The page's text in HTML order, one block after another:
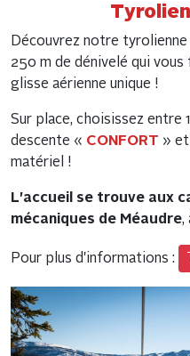
Découvrez notre
250 m de dénivelé qui
glisse aérienne unique !
Sur place, choisissez entre
descente « CONFORT »
matériel !
L'accueil se trouve aux
mécaniques de Méaudre,
Pour plus d'informations :